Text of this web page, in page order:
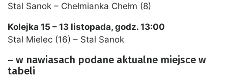
Stal Sanok – Chełmianka Chełm (8)
Kolejka 15 – 13 listopada, godz. 13:00
Stal Mielec (16) – Stal Sanok
– w nawiasach podane aktualne miejsce w
tabeli